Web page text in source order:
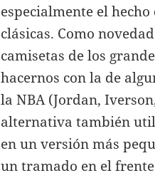
especialmente el
clásicas. Como
camisetas de los
hacernos con la de
la NBA (Jordan,
alternativa también
en un versión más
un tramado en el